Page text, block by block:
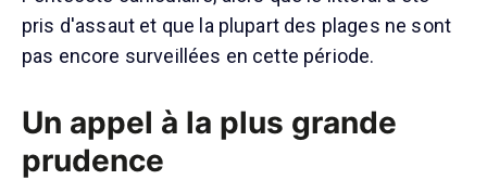
pris d'assaut et que la plupart des plages ne sont
pas encore surveillées en cette période.
Un appel à la plus grande
prudence